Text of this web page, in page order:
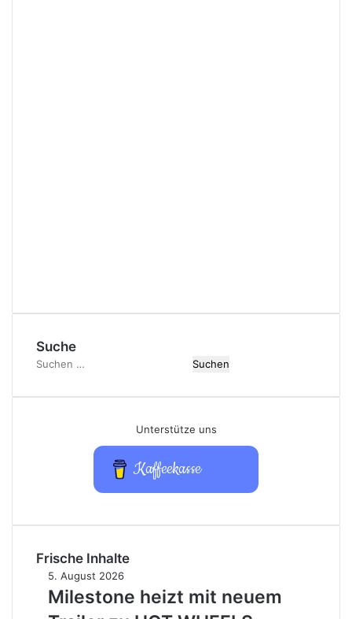
Suche
Suchen
Unterstütze uns
Kaffeekasse
Frische Inhalte
Milestone
heizt
5. August 2026
Milestone heizt mit neuem